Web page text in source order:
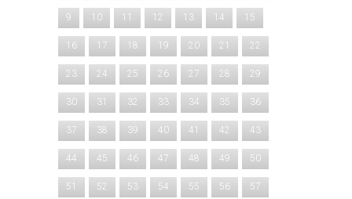
9 10 11 12 13 14 15
16 17 18 19 20 21 22
23 24 25 26 27 28 29
30 31 32 33 34 35 36
37 38 39 40 41 42 43
44 45 46 47 48 49 50
51 52 53 54 55 56 57